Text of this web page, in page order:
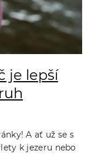
je lepší
A ať už se s
k jezeru nebo